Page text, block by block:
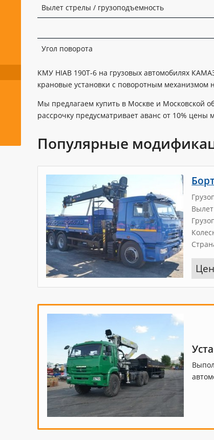
Вылет стрелы / грузоподъемность
Угол поворота
КМУ HIAB 190T-6 на грузовых автомобилях
крановые установки с поворотным механизмом
Мы предлагаем купить в Москве и Московской
рассрочку предусматривает аванс от 10%
Популярные